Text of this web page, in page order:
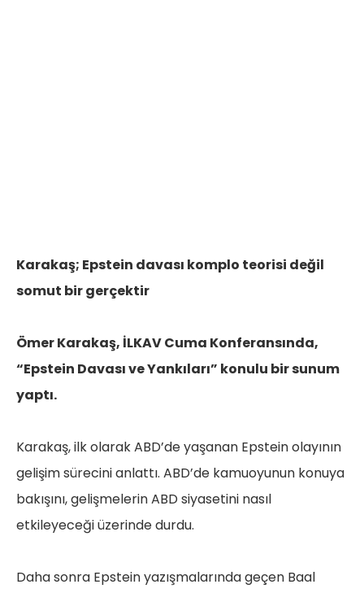
Karakaş; Epstein davası komplo teorisi değil
somut bir gerçektir
Ömer Karakaş, İLKAV Cuma Konferansında,
“Epstein Davası ve Yankıları” konulu bir sunum
yaptı.
Karakaş, ilk olarak ABD’de yaşanan Epstein olayının
gelişim sürecini anlattı. ABD’de kamuoyunun konuya
bakışını, gelişmelerin ABD siyasetini nasıl
etkileyeceği üzerinde durdu.
Daha sonra Epstein yazışmalarında geçen Baal